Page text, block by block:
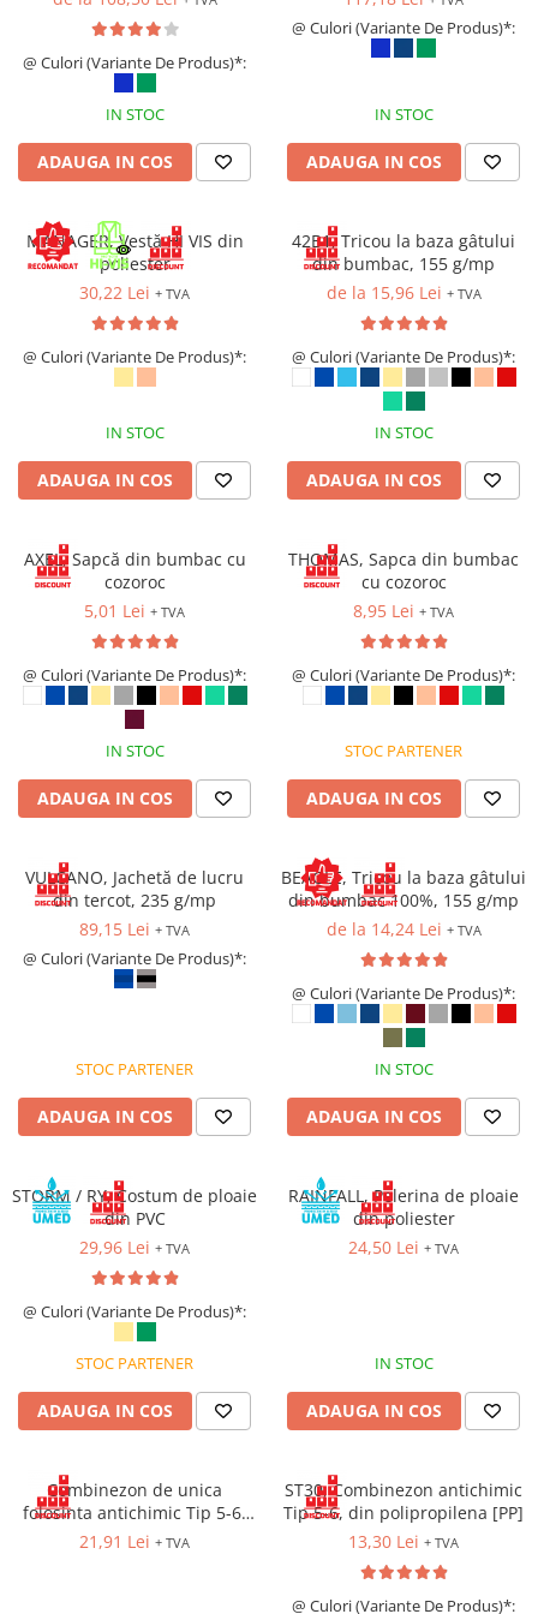
Costume | Combinezoane
Impermeabile
Pantaloni Impermeabili
Pelerine | Jachete Impermeabile
Imbracaminte TERMOIZOLANTĂ
Pantaloni Termoizolanti
Costume | Combinezoane
Termoizolante
Veste Termoizolante
(HI-VIS)
Pantaloni si salopete reflectorizante
(HI-VIS)
Costume reflectorizante (HI-VIS)
Veste reflectorizante (HI-VIS)
Tricouri si bluze reflectorizante (HI-
Fesuri, capisoane si sepci
reflectorizante (HI-VIS)
Îmbrăcăminte ANTICHIMICĂ |
MULTIRISC
Costume | Combinezoane
Halate | Sorturi Antichimice |
Multirisc
Jachete | Bluze Antichimice |
Multirisc
Pantaloni Antichimici | Multirisc
Jambiere Ignifuge
Cagule | Capisoane Ignifuge
Costume | Combinezoane Ignifuge
Mânecuțe Ignifuge
Pantaloni Ignifugi
Sorturi ignifuge
ÎNCĂLȚĂMINTE
Pantofi
Pantofi outdoor
Pantofi de lucru O1
Pantofi de lucru O2
Pantofi de protecție OB
Pantofi de protecție SB
Pantofi de protecție S1P
@ Culori (Variante De Produs)*:
IN STOC
ADAUGA IN COS
@ Culori (Variante De Produs)*:
IN STOC
ADAUGA IN COS
MANAGER, Vestă HI VIS din
poliester
30,22 Lei + TVA
@ Culori (Variante De Produs)*:
IN STOC
ADAUGA IN COS
42B1, Tricou la baza gâtului
din bumbac, 155 g/mp
de la 15,96 Lei + TVA
@ Culori (Variante De Produs)*:
IN STOC
ADAUGA IN COS
AXEL, Sapcă din bumbac cu
cozoroc
5,01 Lei + TVA
@ Culori (Variante De Produs)*:
IN STOC
ADAUGA IN COS
THOMAS, Sapca din bumbac
cu cozoroc
8,95 Lei + TVA
@ Culori (Variante De Produs)*:
STOC PARTENER
ADAUGA IN COS
VULCANO, Jachetă de lucru
din tercot, 235 g/mp
89,15 Lei + TVA
@ Culori (Variante De Produs)*:
STOC PARTENER
ADAUGA IN COS
BEAGLE, Tricou la baza gâtului
din bumbac 100%, 155 g/mp
de la 14,24 Lei + TVA
@ Culori (Variante De Produs)*:
IN STOC
ADAUGA IN COS
STORM / RY, Costum de ploaie
din PVC
29,96 Lei + TVA
@ Culori (Variante De Produs)*:
STOC PARTENER
ADAUGA IN COS
RAINFALL, Pelerina de ploaie
din poliester
24,50 Lei + TVA
IN STOC
ADAUGA IN COS
Combinezon de unica
folosinta antichimic Tip 5-6,
din polipropilena [PP], cu
21,91 Lei + TVA
ST30, Combinezon antichimic
Tip 5-6, din polipropilena [PP]
13,30 Lei + TVA
@ Culori (Variante De Produs)*: